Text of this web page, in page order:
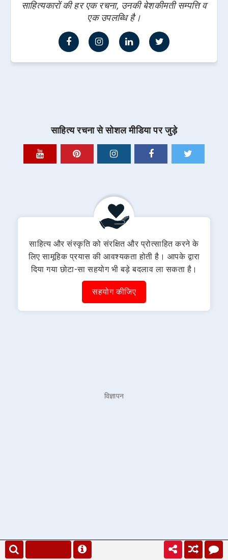
साहित्यकारों की हर एक रचना, उनकी बेशकीमती सम्पत्ति व
एक उपलब्धि है।
साहित्य रचना से सोशल मीडिया पर जुड़े
साहित्य और संस्कृति को संरक्षित और प्रोत्साहित करने के
लिए सामूहिक प्रयास की आवश्यकता होती है। आपके द्वारा
दिया गया छोटा-सा सहयोग भी बड़े बदलाव ला सकता है।
सहयोग कीजिए
विज्ञापन